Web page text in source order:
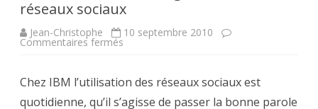
réseaux sociaux
Jean-Christophe 10 septembre 2010
Commentaires fermés
et
les
réseaux
Chez IBM l’utilisation des réseaux sociaux est
quotidienne, qu’il s’agisse de passer la bonne parole